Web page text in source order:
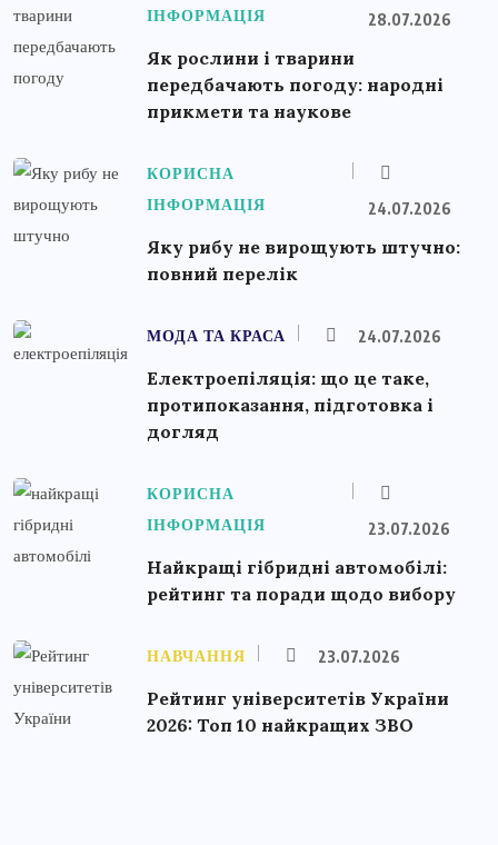
ІНФОРМАЦІЯ 28.07.2026
Як рослини і тварини
передбачають погоду: народні
прикмети та наукове
КОРИСНА
ІНФОРМАЦІЯ
24.07.2026
Яку рибу не вирощують штучно:
повний перелік
МОДА ТА КРАСА 24.07.2026
Електроепіляція: що це таке,
протипоказання, підготовка і
догляд
КОРИСНА
ІНФОРМАЦІЯ
23.07.2026
Найкращі гібридні автомобілі:
рейтинг та поради щодо вибору
НАВЧАННЯ 23.07.2026
Рейтинг університетів України
2026: Топ 10 найкращих ЗВО